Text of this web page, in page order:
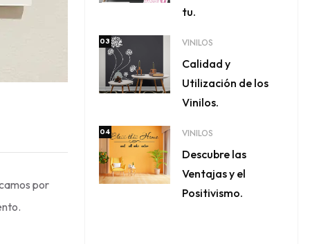
por
tu.
03 VINILOS
Calidad y
Utilización de los
Vinilos.
04 VINILOS
Descubre las
Ventajas y el
Positivismo.